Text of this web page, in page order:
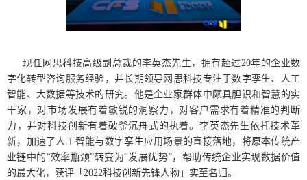
现任网思科技高级副总裁的李英杰先生，拥有超过20年的企业数
字化转型咨询服务经验，并长期领导网思科技专注于数字孪生、人工
智能、大数据等技术的研究。他是企业家群体中颇具胆识和智慧的实
干家，对市场发展有着敏锐的洞察力，对客户需求有着精准的判断
力，并对科技创新有着破釜沉舟式的执着。李英杰先生依托技术革
新，加速了人工智能与数字孪生应用场景的直接落地，将原本传统产
业链中的“效率瓶颈”转变为“发展优势”，帮助传统企业实现数据价值
的最大化，获评「2022科技创新先锋人物」实至名归。